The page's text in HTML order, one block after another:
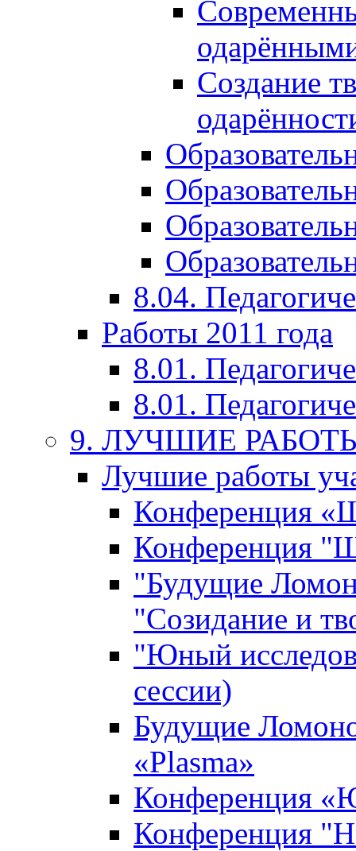
Создание
8.04.
Работы 2011 года
8.01.
8.01.
9. ЛУЧШИЕ
Лучшие работы
Конференция
Конференция
"Будущие
"Созидание и
"Юный
сессии)
Будущие
«Plasma»
Конференция
Конференция